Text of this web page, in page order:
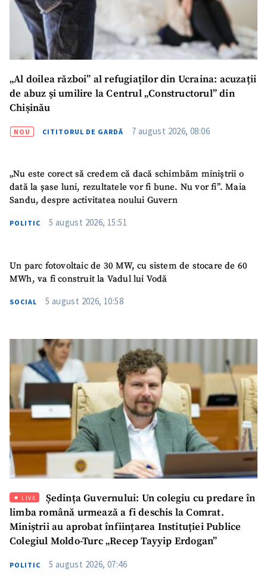
„Al doilea război” al refugiaților din Ucraina: acuzații
de abuz și umilire la Centrul „Constructorul” din
Chișinău
NOU CITITORUL DE GARDĂ 7 august 2026, 08:06
„Nu este corect să credem că dacă schimbăm miniștrii o
dată la șase luni, rezultatele vor fi bune. Nu vor fi”. Maia
Sandu, despre activitatea noului Guvern
POLITIC 5 august 2026, 15:51
Un parc fotovoltaic de 30 MW, cu sistem de stocare de 60
MWh, va fi construit la Vadul lui Vodă
SOCIAL 5 august 2026, 10:58
LIVE
Ședința Guvernului: Un colegiu cu predare în
limba română urmează a fi deschis la Comrat.
Miniștrii au aprobat înființarea Instituției Publice
Colegiul Moldo-Turc „Recep Tayyip Erdogan”
POLITIC 5 august 2026, 07:46